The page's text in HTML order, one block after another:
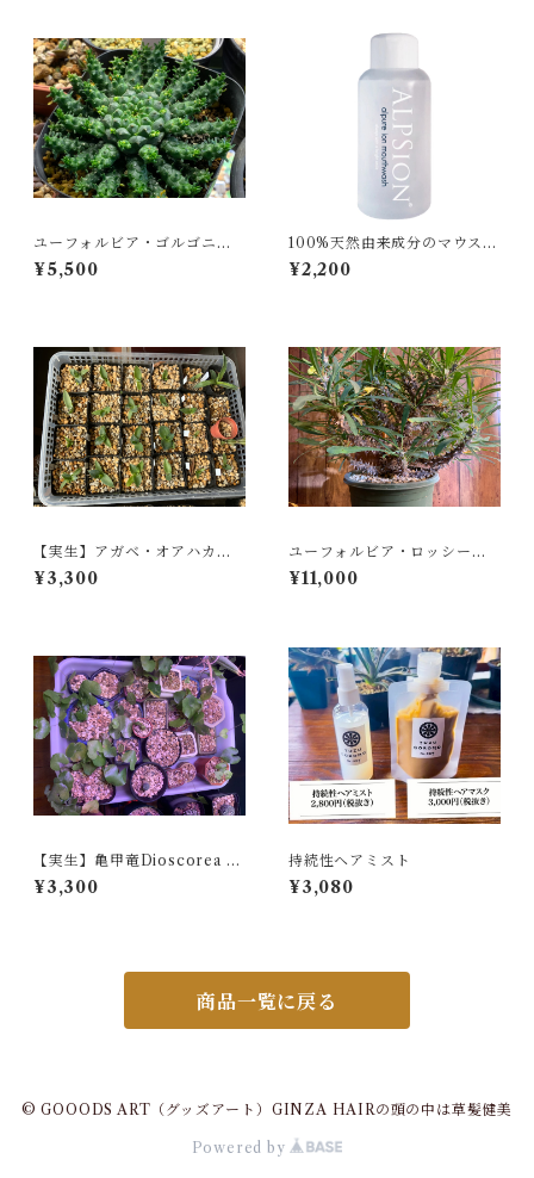
ユーフォルビア・ゴルゴニス
「Euphorbia gorgonis」
¥5,500
100%天然由来成分のマウスウ
ォッシュ
¥2,200
【実生】アガベ・オアハカジ
ャングルジャイアントAgave
atoroverens 'Oaxaca Jungl
¥3,300
ユーフォルビア・ロッシー（E
uphorbia rossii）
¥11,000
【実生】亀甲竜Dioscorea el
ephantipes
¥3,300
持続性ヘアミスト
¥3,080
商品一覧に戻る
© GOOODS ART（グッズアート）GINZA HAIRの頭の中は草髪健美
Powered by